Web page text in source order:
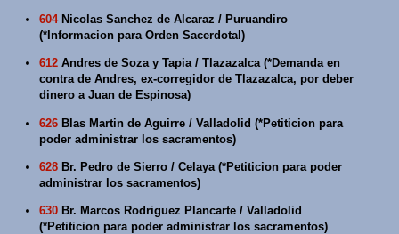
604Nicolas Sanchez de Alcaraz / Puruandiro
(*Informacion para Orden Sacerdotal)
612 Andres de Soza y Tapia / Tlazazalca (*Demanda en
contra de Andres, ex-corregidor de Tlazazalca, por deber
dinero a Juan de Espinosa)
626 Blas Martin de Aguirre / Valladolid (*Petiticion para
poder administrar los sacramentos)
628 Br. Pedro de Sierro / Celaya (*Petiticion para poder
administrar los sacramentos)
630 Br. Marcos Rodriguez Plancarte / Valladolid
(*Petiticion para poder administrar los sacramentos)